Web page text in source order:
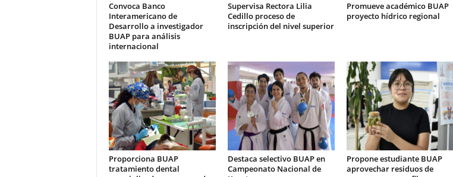
Convoca Banco
Interamericano de
Desarrollo a investigador
BUAP para análisis
internacional
Supervisa Rectora Lilia
Cedillo proceso de
inscripción del nivel superior
Promueve académico BUAP
proyecto hídrico regional
Proporciona BUAP
tratamiento dental
Destaca selectivo BUAP en
Campeonato Nacional de
Propone estudiante BUAP
aprovechar residuos de